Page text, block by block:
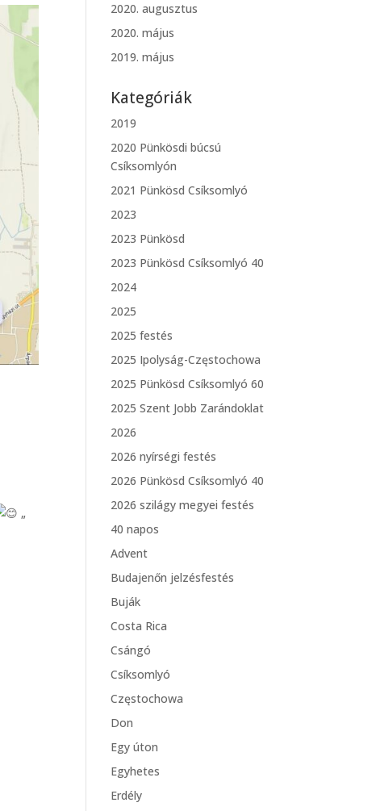
„
2020. augusztus
2020. május
2019. május
Kategóriák
2019
2020 Pünkösdi búcsú
Csíksomlyón
2021 Pünkösd Csíksomlyó
2023
2023 Pünkösd
2023 Pünkösd Csíksomlyó 40
2024
2025
2025 festés
2025 Ipolyság-Częstochowa
2025 Pünkösd Csíksomlyó 60
2025 Szent Jobb Zarándoklat
2026
2026 nyírségi festés
2026 Pünkösd Csíksomlyó 40
2026 szilágy megyei festés
40 napos
Advent
Budajenőn jelzésfestés
Buják
Costa Rica
Csángó
Csíksomlyó
Częstochowa
Don
Egy úton
Egyhetes
Erdély